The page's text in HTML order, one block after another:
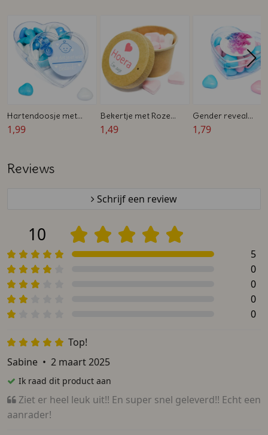
Hartendoosje met
Speentje - Blauw
1,99
Bekertje met Roze
Snoep hartjes - 45 ml -
1,49
Gender reveal
bedankje -
1,79
Reviews
Schrijf een review
10
5
0
0
0
0
Top!
Sabine • 2 maart 2025
Ik raad dit product aan
Ziet er heel leuk uit!! En super snel geleverd!! Echt een
aanrader!